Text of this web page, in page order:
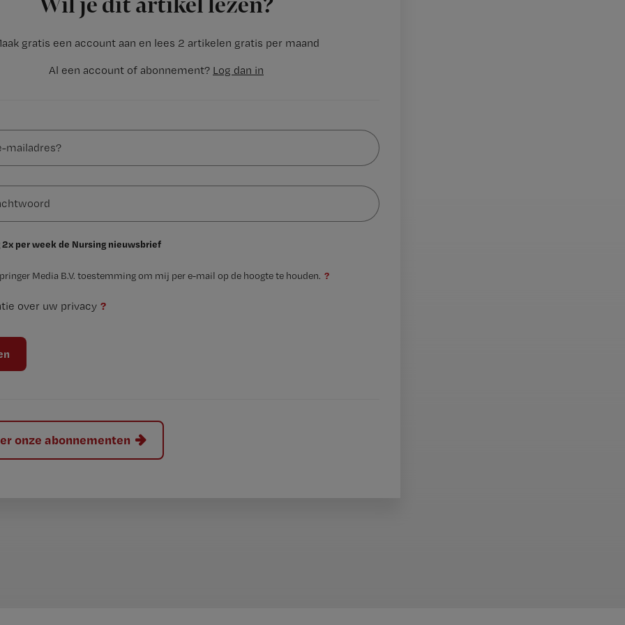
Wil je dit artikel lezen?
gratis een account aan en lees 2 artikelen gratis per maand
Al een account of abonnement? Log dan in
2x per week de Nursing nieuwsbrief
Media B.V. toestemming om mij per e-mail op de hoogte te houden. ?
over uw privacy ?
onze abonnementen